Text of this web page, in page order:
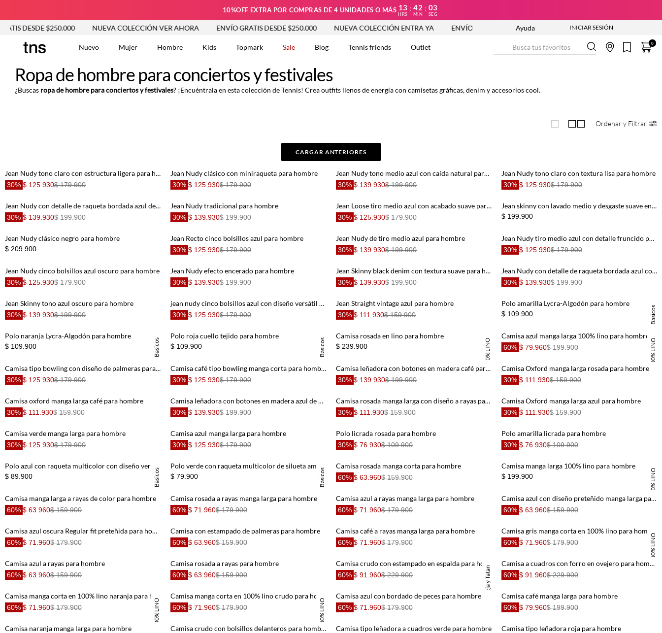
10%OFF EXTRA POR COMPRAS DE 4 UNIDADES O MÁS 13
HRS
: 42
MIN
: 02
SEG
DESDE $250.000 NUEVA COLECCIÓN VER AHORA ENVÍO GRATIS DESDE $250.000 NUEVA COLECCIÓN ENTRA YA ENVÍO GRATIS DESDE $250.000
Ayuda
Nuevo Mujer Hombre Kids Topmark Sale Blog Tennis friends Outlet
Chaleco
7. Chaqueta
Vestido
Short
Camisetas Mujer
0
Ropa de hombre para conciertos y festivales
¿Buscas ropa de hombre para conciertos y festivales? ¡Encuéntrala en esta colección de Tennis! Crea outfits llenos de energía con camisetas gráficas, denim y accesorios cool.
Ordenar y Filtrar
CARGAR ANTERIORES
Jean Nudy tono claro con estructura ligera para hombre
30% $ 125.930$ 179.900
Jean Nudy clásico con miniraqueta para hombre
30% $ 125.930$ 179.900
Jean Nudy tono medio azul con caída natural para hombre
30% $ 139.930$ 199.900
Jean Nudy tono claro con textura lisa para hombre
30% $ 125.930$ 179.900
Jean Nudy con detalle de raqueta bordada azul de silueta amplia para hombre
30% $ 139.930$ 199.900
Jean Nudy tradicional para hombre
30% $ 139.930$ 199.900
Jean Loose tiro medio azul con acabado suave para hombre
30% $ 125.930$ 179.900
Jean skinny con lavado medio y desgaste suave en denim azul para hombre
$ 199.900
Jean Nudy clásico negro para hombre
$ 209.900
Jean Recto cinco bolsillos azul para hombre
30% $ 125.930$ 179.900
Jean Nudy de tiro medio azul para hombre
30% $ 139.930$ 199.900
Jean Nudy tiro medio azul con detalle fruncido para hombre
30% $ 125.930$ 179.900
Jean Nudy cinco bolsillos azul oscuro para hombre
30% $ 125.930$ 179.900
Jean Nudy efecto encerado para hombre
30% $ 139.930$ 199.900
Jean Skinny black denim con textura suave para hombre
30% $ 139.930$ 199.900
Jean Nudy con detalle de raqueta bordada azul con detalle frontal para hombre
30% $ 139.930$ 199.900
Jean Skinny tono azul oscuro para hombre
30% $ 139.930$ 199.900
jean nudy cinco bolsillos azul con diseño versátil para hombre de silueta ajustada
30% $ 125.930$ 179.900
Jean Straight vintage azul para hombre
30% $ 111.930$ 159.900 Basicos
Polo amarilla Lycra-Algodón para hombre
$ 109.900
Basicos
Polo naranja Lycra-Algodón para hombre
$ 109.900 Basicos
Polo roja cuello tejido para hombre
$ 109.900 100% LINO
Camisa rosada en lino para hombre
$ 239.900 100% LINO
Camisa azul manga larga 100% lino para hombre
60% $ 79.960$ 199.900
Camisa tipo bowling con diseño de palmeras para hombre
30% $ 125.930$ 179.900
Camisa café tipo bowling manga corta para hombre
30% $ 125.930$ 179.900
Camisa leñadora con botones en madera café para hombre
30% $ 139.930$ 199.900
Camisa Oxford manga larga rosada para hombre
30% $ 111.930$ 159.900
Camisa oxford manga larga café para hombre
30% $ 111.930$ 159.900
Camisa leñadora con botones en madera azul de ajuste cómodo para hombre
30% $ 139.930$ 199.900
Camisa rosada manga larga con diseño a rayas para hombre
30% $ 111.930$ 159.900
Camisa Oxford manga larga azul para hombre
30% $ 111.930$ 159.900
Camisa verde manga larga para hombre
30% $ 125.930$ 179.900
Camisa azul manga larga para hombre
30% $ 125.930$ 179.900
Polo licrada rosada para hombre
30% $ 76.930$ 109.900
Polo amarilla licrada para hombre
30% $ 76.930$ 109.900
Basicos
Polo azul con raqueta multicolor con diseño versátil para hombre con acabado ligero
$ 89.900 Basicos
Polo verde con raqueta multicolor de silueta amplia para hombre con acabado ligero
$ 79.900
Camisa rosada manga corta para hombre
60% $ 63.960$ 159.900 100% LINO
Camisa manga larga 100% lino para hombre
$ 199.900
Camisa manga larga a rayas de color para hombre
60% $ 63.960$ 159.900
Camisa rosada a rayas manga larga para hombre
60% $ 71.960$ 179.900
Camisa azul a rayas manga larga para hombre
60% $ 71.960$ 179.900
Camisa azul con diseño preteñido manga larga para hombre
60% $ 63.960$ 159.900
Camisa azul oscura Regular fit preteñida para hombre
60% $ 71.960$ 179.900
Camisa con estampado de palmeras para hombre
60% $ 63.960$ 159.900
Camisa café a rayas manga larga para hombre
60% $ 71.960$ 179.900 100% LINO
60% $ 71.960$ 179.900
Camisa azul a rayas para hombre
60% $ 63.960$ 159.900
Camisa rosada a rayas para hombre
60% $ 63.960$ 159.900 TNS x Maleja y Tatan
60% $ 91.960$ 229.900
Camisa a cuadros con forro en ovejero para hombre
60% $ 91.960$ 229.900
100% LINO
60% $ 71.960$ 179.900 100% LINO
60% $ 71.960$ 179.900
Camisa azul con bordado de peces para hombre
60% $ 71.960$ 179.900
Camisa café manga larga para hombre
60% $ 79.960$ 199.900
Camisa naranja manga larga para hombre Camisa crudo con bolsillos delanteros para hombre Camisa tipo leñadora a cuadros verde para hombre Camisa tipo leñadora roja para hombre